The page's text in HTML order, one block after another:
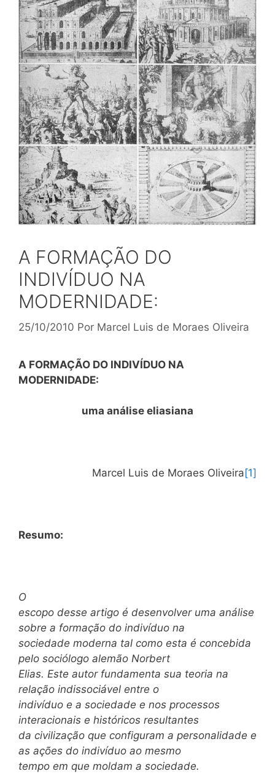
A FORMAÇÃO DO
INDIVÍDUO NA
MODERNIDADE:
25/10/2010 Por Marcel Luis de Moraes Oliveira
A FORMAÇÃO DO INDIVÍDUO NA
MODERNIDADE:
uma análise eliasiana
Marcel Luis de Moraes Oliveira [1]
Resumo:
O
escopo desse artigo é desenvolver uma análise
sobre a formação do indivíduo na
sociedade moderna tal como esta é concebida
pelo sociólogo alemão Norbert
Elias. Este autor fundamenta sua teoria na
relação indissociável entre o
indivíduo e a sociedade e nos processos
interacionais e históricos resultantes
da civilização que configuram a personalidade e
as ações do indivíduo ao mesmo
tempo em que moldam a sociedade.